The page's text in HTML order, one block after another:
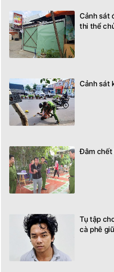
Cảnh sát
thi thể
Cảnh sát
Đâm chết
Tụ tập
cà phê